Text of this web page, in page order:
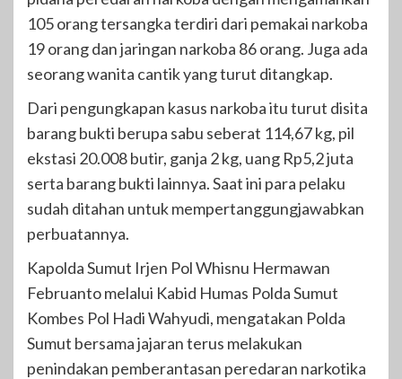
105 orang tersangka terdiri dari pemakai narkoba
19 orang dan jaringan narkoba 86 orang. Juga ada
seorang wanita cantik yang turut ditangkap.
Dari pengungkapan kasus narkoba itu turut disita
barang bukti berupa sabu seberat 114,67 kg, pil
ekstasi 20.008 butir, ganja 2 kg, uang Rp5,2 juta
serta barang bukti lainnya. Saat ini para pelaku
sudah ditahan untuk mempertanggungjawabkan
perbuatannya.
Kapolda Sumut Irjen Pol Whisnu Hermawan
Februanto melalui Kabid Humas Polda Sumut
Kombes Pol Hadi Wahyudi, mengatakan Polda
Sumut bersama jajaran terus melakukan
penindakan pemberantasan peredaran narkotika